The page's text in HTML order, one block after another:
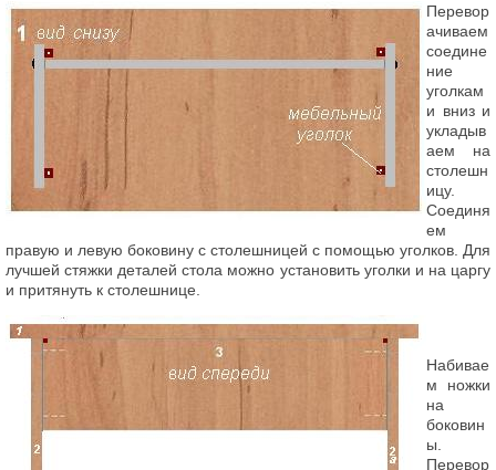
Перевор
ачиваем
соедине
ние
уголкам
и вниз и
укладыв
аем на
столешн
ицу.
Соединя
ем
правую и левую боковину с столешницей с помощью уголков. Для
лучшей стяжки деталей стола можно установить уголки и на царгу
и притянуть к столешнице.
Набивае
м ножки
на
боковин
ы.
Перевор